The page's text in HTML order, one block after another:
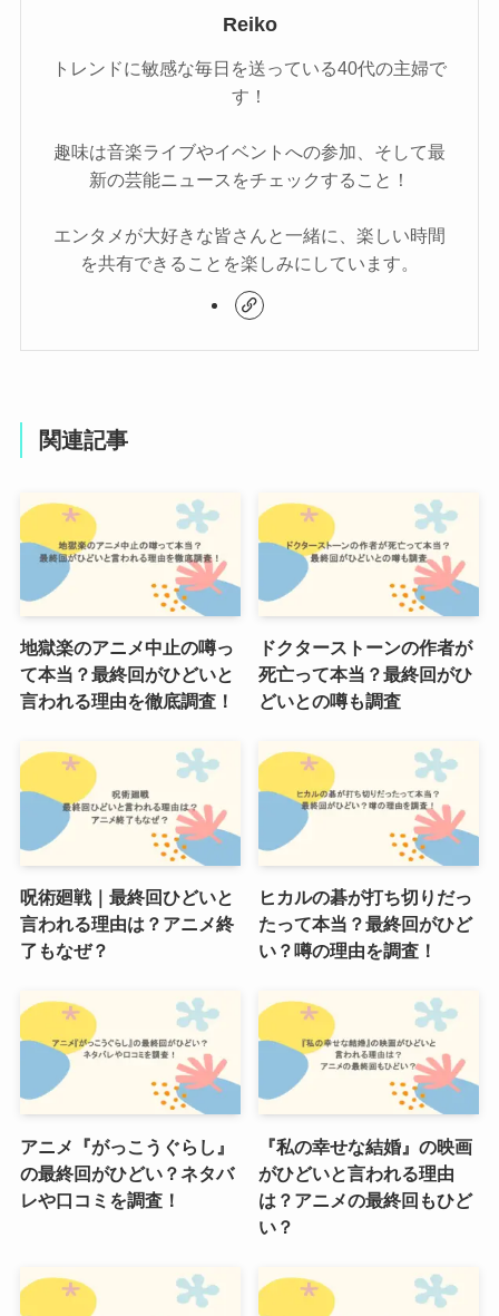
Reiko
トレンドに敏感な毎日を送っている40代の主婦で
す！
趣味は音楽ライブやイベントへの参加、そして最
新の芸能ニュースをチェックすること！
エンタメが大好きな皆さんと一緒に、楽しい時間
を共有できることを楽しみにしています。
関連記事
地獄楽のアニメ中止の噂っ
て本当？最終回がひどいと
言われる理由を徹底調査！
ドクターストーンの作者が
死亡って本当？最終回がひ
どいとの噂も調査
呪術廻戦｜最終回ひどいと
言われる理由は？アニメ終
了もなぜ？
ヒカルの碁が打ち切りだっ
たって本当？最終回がひど
い？噂の理由を調査！
アニメ『がっこうぐらし』
の最終回がひどい？ネタバ
レや口コミを調査！
『私の幸せな結婚』の映画
がひどいと言われる理由
は？アニメの最終回もひど
い？